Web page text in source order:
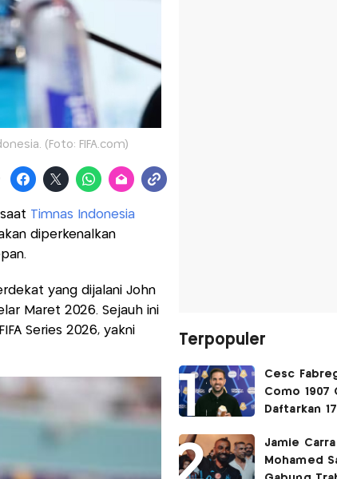
(Foto: FIFA.com)
Timnas Indonesia
diperkenalkan
yang dijalani John
Maret 2026. Sejauh ini
Series 2026, yakni
Terpopuler
Cesc
Como 1907
Daftarkan
2026-2027
Jamie
Mohamed